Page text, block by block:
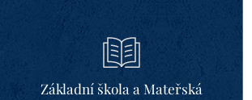
Základní škola a Mateřská